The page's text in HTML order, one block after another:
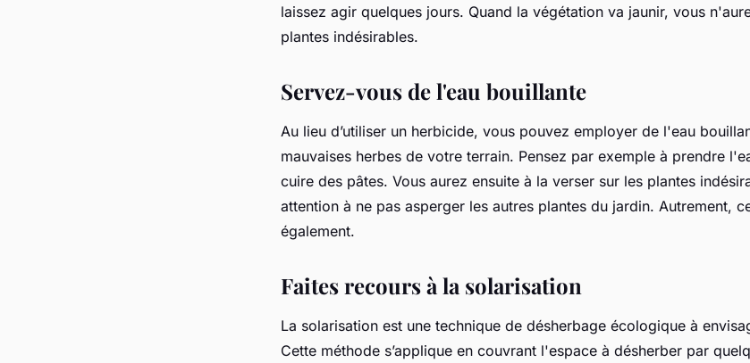
laissez agir quelques jours. Quand la végétation va jaunir, vous
plantes indésirables.
Servez-vous de l'eau bouillante
Au lieu d’utiliser un herbicide, vous pouvez employer de l'eau
mauvaises herbes de votre terrain. Pensez par exemple à prendre
cuire des pâtes. Vous aurez ensuite à la verser sur les plantes
attention à ne pas asperger les autres plantes du jardin. Autrement,
également.
Faites recours à la solarisation
La solarisation est une technique de désherbage écologique à
Cette méthode s’applique en couvrant l'espace à désherber par